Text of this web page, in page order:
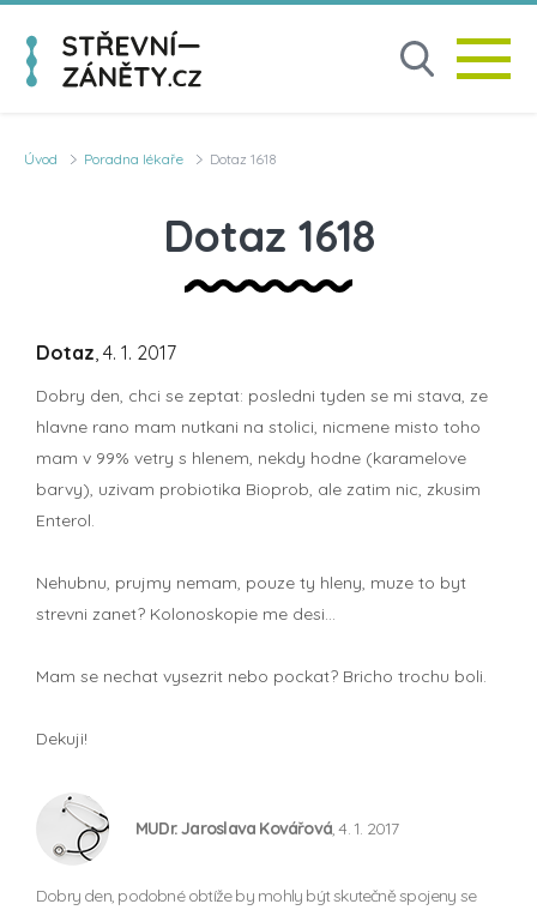
Úvod Poradna lékaře Dotaz 1618
Dotaz 1618
Dotaz, 4. 1. 2017
Dobry den, chci se zeptat: posledni tyden se mi stava, ze
hlavne rano mam nutkani na stolici, nicmene misto toho
mam v 99% vetry s hlenem, nekdy hodne (karamelove
barvy), uzivam probiotika Bioprob, ale zatim nic, zkusim
Enterol.
Nehubnu, prujmy nemam, pouze ty hleny, muze to byt
strevni zanet? Kolonoskopie me desi...
Mam se nechat vysezrit nebo pockat? Bricho trochu boli.
Dekuji!
MUDr. Jaroslava Kovářová, 4. 1. 2017
Dobry den, podobné obtíže by mohly být skutečně spojeny se